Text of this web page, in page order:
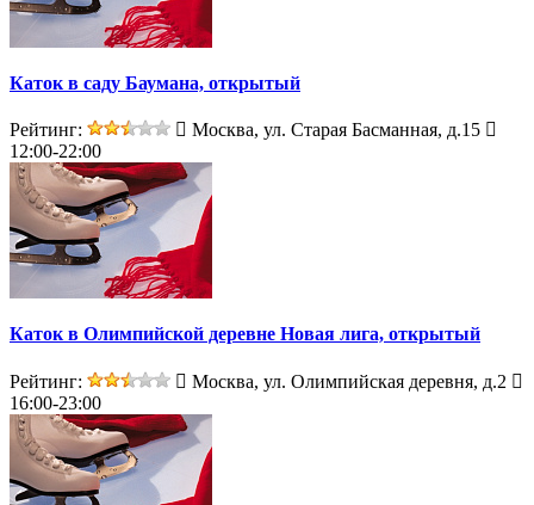
Каток в саду Баумана, открытый
Рейтинг:
Москва, ул. Старая Басманная, д.15
12:00-22:00
Каток в Олимпийской деревне Новая лига, открытый
Рейтинг:
Москва, ул. Олимпийская деревня, д.2
16:00-23:00